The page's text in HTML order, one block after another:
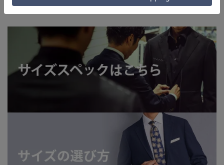
す。